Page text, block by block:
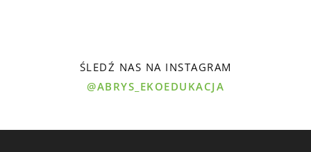
ŚLEDŹ NAS NA INSTAGRAM
@ABRYS_EKOEDUKACJA